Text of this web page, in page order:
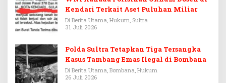
Kendari Terkait Aset Puluhan Miliar
Di Berita Utama, Hukum, Sultra
31 Juli 2026
Polda Sultra Tetapkan Tiga Tersangka
Kasus Tambang Emas Ilegal di Bombana
Di Berita Utama, Bombana, Hukum
26 Juli 2026